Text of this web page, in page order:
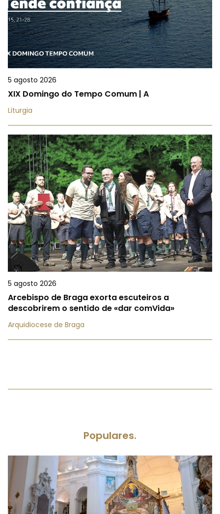
5 agosto 2026
XIX Domingo do Tempo Comum | A
Liturgia
5 agosto 2026
Arcebispo de Braga exorta escuteiros a
descobrirem o sentido de «dar comVida»
Arquidiocese de Braga
Populares.